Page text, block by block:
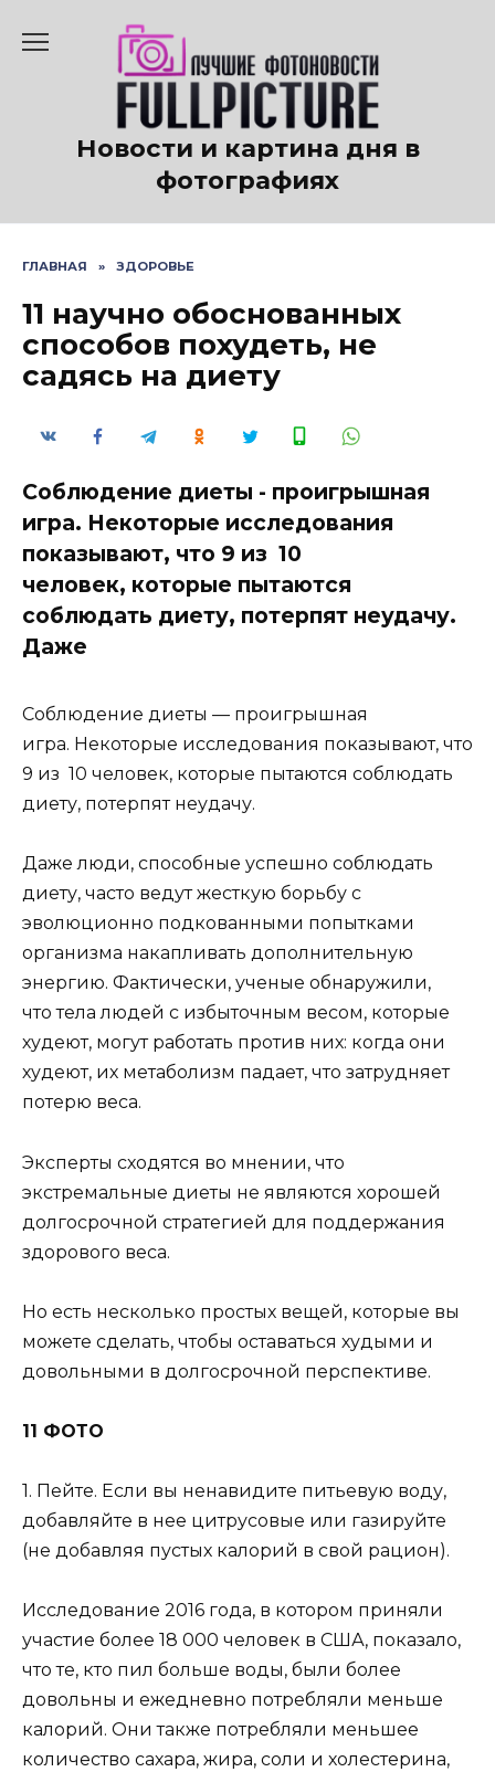
содержанию
Новости и картина дня в
фотографиях
ГЛАВНАЯ » ЗДОРОВЬЕ
11 научно обоснованных
способов похудеть, не
садясь на диету
Соблюдение диеты - проигрышная
игра. Некоторые исследования
показывают, что 9 из 10
человек, которые пытаются
соблюдать диету, потерпят неудачу.
Даже
Соблюдение диеты — проигрышная
игра. Некоторые исследования показывают, что
9 из 10 человек, которые пытаются соблюдать
диету, потерпят неудачу.
Даже люди, способные успешно соблюдать
диету, часто ведут жесткую борьбу с
эволюционно подкованными попытками
организма накапливать дополнительную
энергию. Фактически, ученые обнаружили,
что тела людей с избыточным весом, которые
худеют, могут работать против них: когда они
худеют, их метаболизм падает, что затрудняет
потерю веса.
Эксперты сходятся во мнении, что
экстремальные диеты не являются хорошей
долгосрочной стратегией для поддержания
здорового веса.
Но есть несколько простых вещей, которые вы
можете сделать, чтобы оставаться худыми и
довольными в долгосрочной перспективе.
11 ФОТО
1. Пейте. Если вы ненавидите питьевую воду,
добавляйте в нее цитрусовые или газируйте
(не добавляя пустых калорий в свой рацион).
Исследование 2016 года, в котором приняли
участие более 18 000 человек в США, показало,
что те, кто пил больше воды, были более
довольны и ежедневно потребляли меньше
калорий. Они также потребляли меньшее
количество сахара, жира, соли и холестерина,